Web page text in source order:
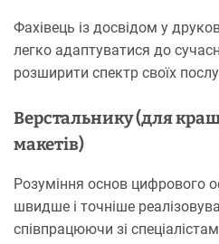
Фахівець із досвідом у
легко адаптуватися до
розширити спектр своїх
Верстальнику (для
макетів)
Розуміння основ цифрового
швидше і точніше
співпрацюючи зі